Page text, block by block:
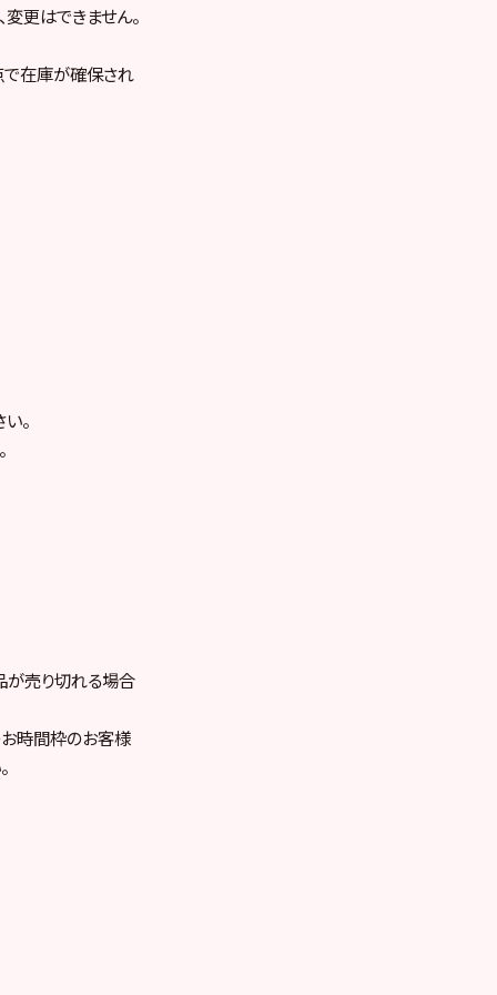
更はできません。
で在庫が確保され
。
が売り切れる場合
時間枠のお客様